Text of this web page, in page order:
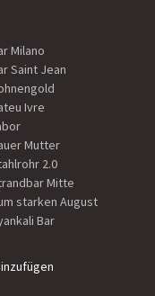
Milano
Saint Jean
Ivre
Mutter
2.0
Mitte
starken August
Bar